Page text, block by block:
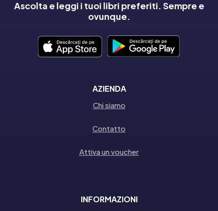
Ascolta e leggi i tuoi libri preferiti. Sempre e
ovunque.
AZIENDA
Chi siamo
Contatto
Attiva un voucher
INFORMAZIONI